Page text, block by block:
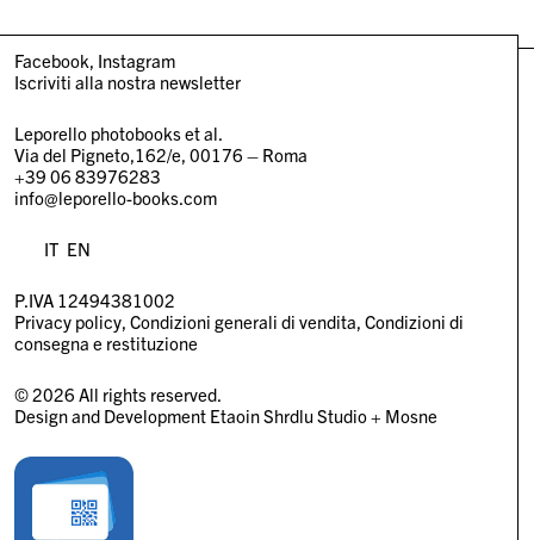
Facebook Instagram
Iscriviti alla nostra newsletter
Leporello photobooks et al.
Via del Pigneto,162/e, 00176 – Roma
+39 06 83976283
info@leporello-books.com
IT EN
P.IVA 12494381002
Privacy policy Condizioni generali di vendita Condizioni di
consegna e restituzione
© 2026 All rights reserved.
Design and Development Etaoin Shrdlu Studio+ Mosne